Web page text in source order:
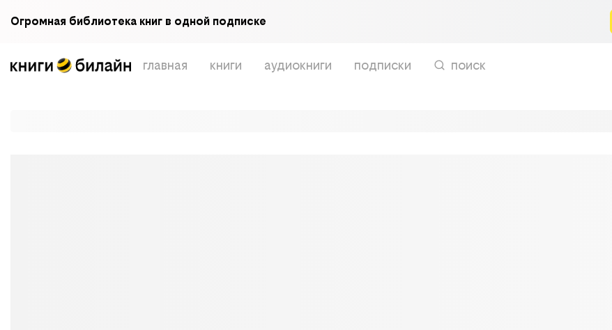
Огромная библиотека книг в одной подписке
главная книги аудиокниги подписки поиск